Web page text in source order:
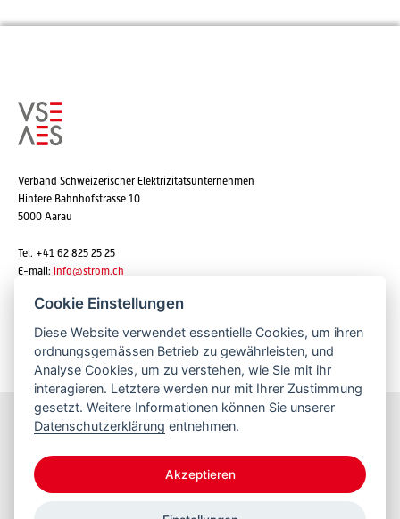
Verband Schweizerischer Elektrizitätsunternehmen
Hintere Bahnhofstrasse 10
5000 Aarau
Tel. +41 62 825 25 25
E-mail: info@strom.ch
Newsletter abonnieren
Bleiben Sie informiert
Cookie Einstellungen
Diese Website verwendet essentielle Cookies, um ihren
ordnungsgemässen Betrieb zu gewährleisten, und
Analyse Cookies, um zu verstehen, wie Sie mit ihr
interagieren. Letztere werden nur mit Ihrer Zustimmung
gesetzt. Weitere Informationen können Sie unserer
Datenschutzerklärung entnehmen.
Akzeptieren